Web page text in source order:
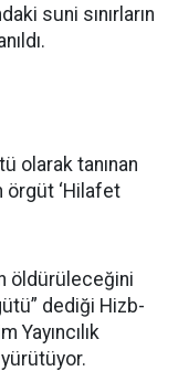
suni sınırların
olarak tanınan
örgüt ‘Hilafet
öldürüleceğini
dediği Hizb-
Yayıncılık